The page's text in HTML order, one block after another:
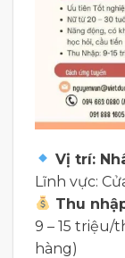
Vị trí:
Lĩnh vực:
Thu
9 – 15 triệu/
hàng)